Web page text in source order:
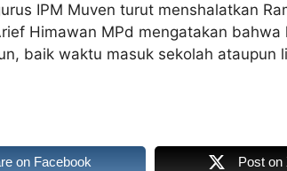
IPM Muven turut menshalatkan
Himawan MPd mengatakan
baik waktu masuk sekolah ataupun
on Facebook Post on